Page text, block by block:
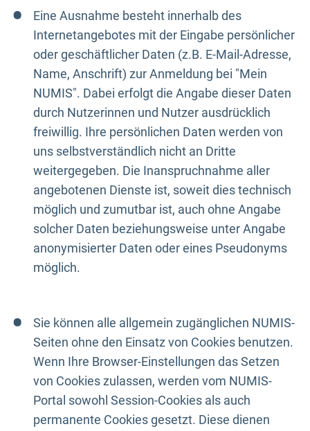
Eine Ausnahme besteht innerhalb des
Internetangebotes mit der Eingabe persönlicher
oder geschäftlicher Daten (z.B. E-Mail-Adresse,
Name, Anschrift) zur Anmeldung bei "Mein
NUMIS". Dabei erfolgt die Angabe dieser Daten
durch Nutzerinnen und Nutzer ausdrücklich
freiwillig. Ihre persönlichen Daten werden von
uns selbstverständlich nicht an Dritte
weitergegeben. Die Inanspruchnahme aller
angebotenen Dienste ist, soweit dies technisch
möglich und zumutbar ist, auch ohne Angabe
solcher Daten beziehungsweise unter Angabe
anonymisierter Daten oder eines Pseudonyms
möglich.
Sie können alle allgemein zugänglichen NUMIS-
Seiten ohne den Einsatz von Cookies benutzen.
Wenn Ihre Browser-Einstellungen das Setzen
von Cookies zulassen, werden vom NUMIS-
Portal sowohl Session-Cookies als auch
permanente Cookies gesetzt. Diese dienen